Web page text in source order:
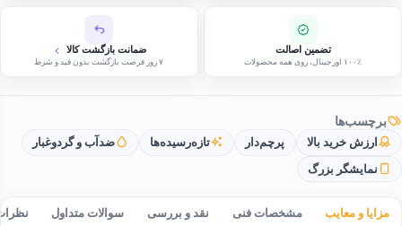
تضمین اصالت
۱۰۰٪ اورجینال، روی همه محصولات
ضمانت بازگشت کالا
۷ روز فرصت بازگشت بدون قید و شرط
برچسب‌ها
ارزش خرید بالا
پرچم‌دار تازه‌رسیده‌ها
ضدآب و گردوغبار
نمایشگر بزرگ
مزایا و معایب مشخصات فنی نقد و بررسی سوالات متداول